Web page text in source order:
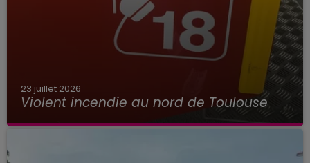
23 juillet 2026
Violent incendie au nord de Toulouse